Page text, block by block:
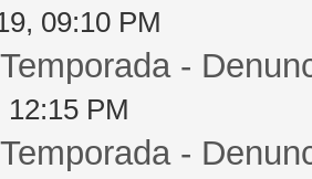
09:10 PM
-
PM
-